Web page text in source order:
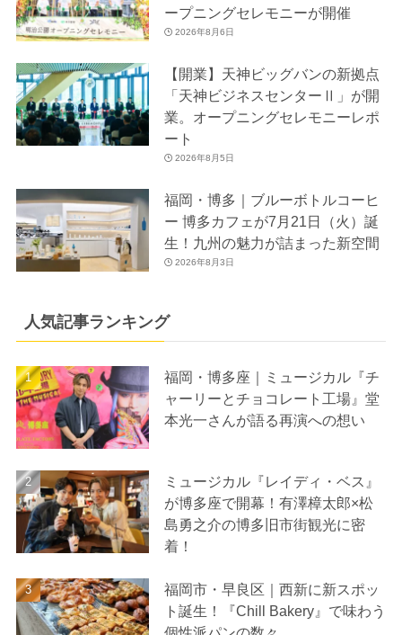
ープニングセレモニーが開催
2026年8月6日
【開業】天神ビッグバンの新拠点
「天神ビジネスセンターⅡ」が開
業。オープニングセレモニーレポ
ート
2026年8月5日
福岡・博多｜ブルーボトルコーヒ
ー 博多カフェが7月21日（火）誕
生！九州の魅力が詰まった新空間
2026年8月3日
人気記事ランキング
福岡・博多座｜ミュージカル『チ
ャーリーとチョコレート工場』堂
本光一さんが語る再演への想い
ミュージカル『レイディ・ベス』
が博多座で開幕！有澤樟太郎×松
島勇之介の博多旧市街観光に密
着！
福岡市・早良区｜西新に新スポッ
ト誕生！『Chill Bakery』で味わう